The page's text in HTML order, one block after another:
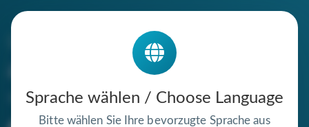
Sprache wählen / Choose Language
Bitte wählen Sie Ihre bevorzugte Sprache aus
agrarmodelle-lapp.de
steht zum Verkauf